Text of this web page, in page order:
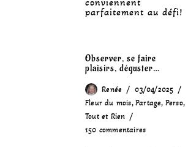
parfaitement au défi!
Observer, se faire
plaisirs, déguster…
Renée
03/04/2025
Fleur du mois,Partage, Perso,
Tout et Rien
150 commentaires